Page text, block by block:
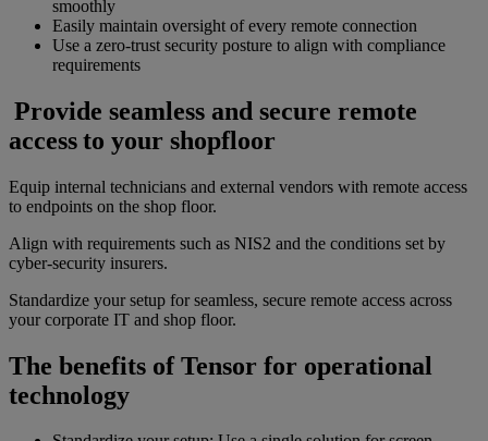
smoothly
Easily maintain oversight of every remote connection
Use a zero-trust security posture to align with compliance
requirements
Provide seamless and secure remote
access to your shopfloor
Equip internal technicians and external vendors with remote access
to endpoints on the shop floor.
Align with requirements such as NIS2 and the conditions set by
cyber-security insurers.
Standardize your setup for seamless, secure remote access across
your corporate IT and shop floor.
The benefits of Tensor for operational
technology